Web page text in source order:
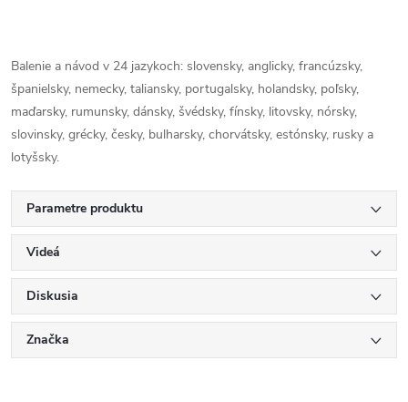
Balenie a návod v 24 jazykoch: slovensky, anglicky, francúzsky,
španielsky, nemecky, taliansky, portugalsky, holandsky, poľsky,
maďarsky, rumunsky, dánsky, švédsky, fínsky, litovsky, nórsky,
slovinsky, grécky, česky, bulharsky, chorvátsky, estónsky, rusky a
lotyšsky.
Parametre produktu
Videá
Diskusia
Značka